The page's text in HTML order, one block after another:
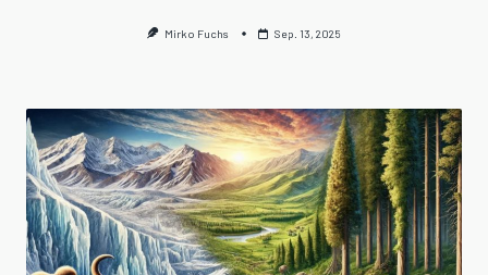
Mirko Fuchs Sep. 13, 2025